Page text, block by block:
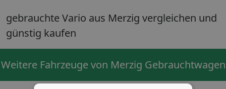
gebrauchte Vario aus Merzig vergleichen und
günstig kaufen
Weitere Fahrzeuge von Merzig Gebrauchtwagen